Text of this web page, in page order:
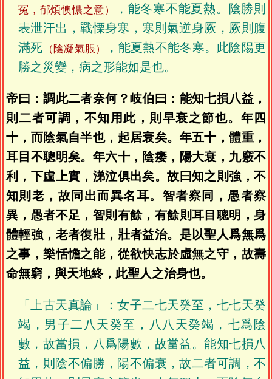
冤，郁煩懊憹之意）
，能冬寒不能夏熱。陰勝則
表泄汗出，戰慄身寒，寒則氣逆身厥，厥則腹
滿死 （陰凝氣脹）
，能夏熱不能冬寒。此陰陽更
勝之災變，病之形能如是也。
帝曰：調此二者奈何？岐伯曰：能知七損八益，
則二者可調，不知用此，則早衰之節也。年四
十，而陰氣自半也，起居衰矣。年五十，體重，
耳目不聰明矣。年六十，陰痿，陽大衰，九竅不
利，下虛上實，涕泣俱出矣。故曰知之則強，不
知則老，故同出而異名耳。智者察同，愚者察
異，愚者不足，智則有餘，有餘則耳目聰明，身
體輕強，老者復壯，壯者益治。是以聖人爲無爲
之事，樂恬憺之能，從欲快志於虛無之守，故壽
命無窮，與天地終，此聖人之治身也。
「上古天真論」：女子二七天癸至，七七天癸
竭，男子二八天癸至，八八天癸竭，七爲陰
數，故當損，八爲陽數，故當益。能知七損八
益，則陰不偏勝，陽不偏衰，故二者可調，不